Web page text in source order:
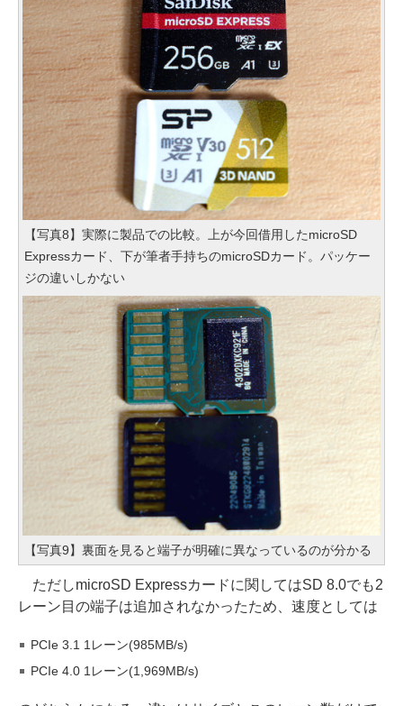
【写真8】実際に製品での比較。上が今回借用したmicroSD
Expressカード、下が筆者手持ちのmicroSDカード。パッケー
ジの違いしかない
【写真9】裏面を見ると端子が明確に異なっているのが分かる
ただしmicroSD Expressカードに関してはSD 8.0でも2
レーン目の端子は追加されなかったため、速度としては
PCIe 3.1 1レーン(985MB/s)
PCIe 4.0 1レーン(1,969MB/s)